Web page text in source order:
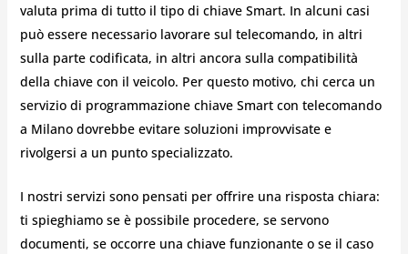
valuta prima di tutto il tipo di chiave Smart. In alcuni casi
può essere necessario lavorare sul telecomando, in altri
sulla parte codificata, in altri ancora sulla compatibilità
della chiave con il veicolo. Per questo motivo, chi cerca un
servizio di programmazione chiave Smart con telecomando
a Milano dovrebbe evitare soluzioni improvvisate e
rivolgersi a un punto specializzato.
I nostri servizi sono pensati per offrire una risposta chiara:
ti spieghiamo se è possibile procedere, se servono
documenti, se occorre una chiave funzionante o se il caso